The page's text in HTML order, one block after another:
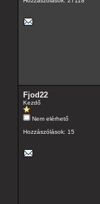
Fjod22
Kezdő
Nem elérhető
Hozzászólások: 15